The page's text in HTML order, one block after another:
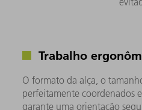
Trabalho
O formato da alça, o
perfeitamente coordenados
garante uma orientação